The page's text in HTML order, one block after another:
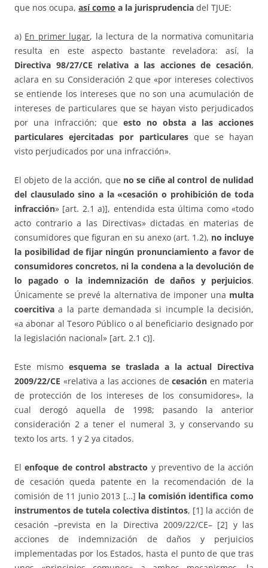
que nos ocupa, así como a la jurisprudencia del TJUE:
a) En primer lugar, la lectura de la normativa comunitaria
resulta en este aspecto bastante reveladora: así, la
Directiva 98/27/CE relativa a las acciones de cesación,
aclara en su Consideración 2 que «por intereses colectivos
se entiende los intereses que no son una acumulación de
intereses de particulares que se hayan visto perjudicados
por una infracción; que esto no obsta a las acciones
particulares ejercitadas por particularesque se hayan
visto perjudicados por una infracción».
El objeto de la acción, que no se ciñe al control de nulidad
del clausulado sino a la «cesación o prohibición de toda
infracción» [art. 2.1 a)], entendida esta última como «todo
acto contrario a las Directivas» dictadas en materias de
consumidores que figuran en su anexo (art. 1.2), no incluye
la posibilidad de fijar ningún pronunciamiento a favor de
consumidores concretos, ni la condena a la devolución de
lo pagado o la indemnización de daños y perjuicios.
Únicamente se prevé la alternativa de imponer una multa
coercitiva a la parte demandada si incumple la decisión,
«a abonar al Tesoro Público o al beneficiario designado por
la legislación nacional» [art. 2.1 c)].
Este mismo esquema se traslada a la actual Directiva
2009/22/CE «relativa a las acciones de cesación en materia
de protección de los intereses de los consumidores», la
cual derogó aquella de 1998; pasando la anterior
consideración 2 a tener el numeral 3, y conservando su
texto los arts. 1 y 2 ya citados.
Elenfoque de control abstracto y preventivo de la acción
de cesación queda patente en la recomendación de la
comisión de 11 junio 2013 […] la comisión identifica como
instrumentos de tutela colectiva distintos, [1] la acción de
cesación –prevista en la Directiva 2009/22/CE– [2] y las
acciones de indemnización de daños y perjuicios
implementadas por los Estados, hasta el punto de que tras